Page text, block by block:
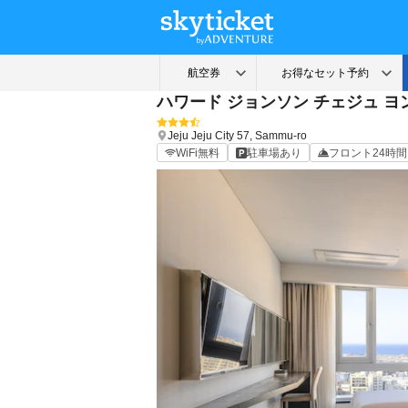
ハワード ジョンソン チェジュ ヨ
Jeju Jeju City 57, Sammu-ro
WiFi無料
駐車場あり フロント24時間